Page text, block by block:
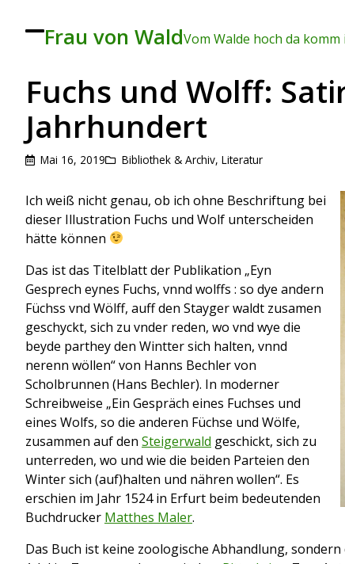
To
me
nu
Frau von WaldVom Walde hoch da
Fuchs und Wolff:
Jahrhundert
Mai 16, 2019 Bibliothek & Archiv, Literatur
Ich weiß nicht genau, ob ich ohne Beschriftung bei
dieser Illustration Fuchs und Wolf unterscheiden
hätte können
Das ist das Titelblatt der Publikation „Eyn
Gesprech eynes Fuchs, vnnd wolffs : so dye andern
Füchss vnd Wölff, auff den Stayger waldt zusamen
geschyckt, sich zu vnder reden, wo vnd wye die
beyde parthey den Wintter sich halten, vnnd
nerenn wöllen“ von Hanns Bechler von
Scholbrunnen (Hans Bechler). In moderner
Schreibweise „Ein Gespräch eines Fuchses und
eines Wolfs, so die anderen Füchse und Wölfe,
zusammen auf den Steigerwald geschickt, sich zu
unterreden, wo und wie die beiden Parteien den
Winter sich (auf)halten und nähren wollen“. Es
erschien im Jahr 1524 in Erfurt beim bedeutenden
Buchdrucker Matthes Maler.
Das Buch ist keine zoologische Abhandlung,